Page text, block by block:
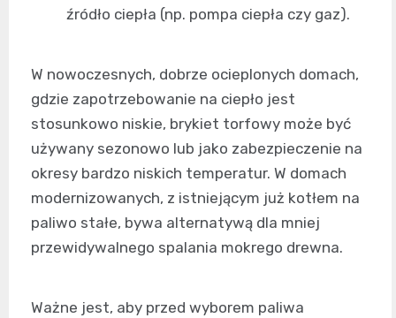
źródło ciepła (np. pompa ciepła czy gaz).
W nowoczesnych, dobrze ocieplonych domach,
gdzie zapotrzebowanie na ciepło jest
stosunkowo niskie, brykiet torfowy może być
używany sezonowo lub jako zabezpieczenie na
okresy bardzo niskich temperatur. W domach
modernizowanych, z istniejącym już kotłem na
paliwo stałe, bywa alternatywą dla mniej
przewidywalnego spalania mokrego drewna.
Ważne jest, aby przed wyborem paliwa